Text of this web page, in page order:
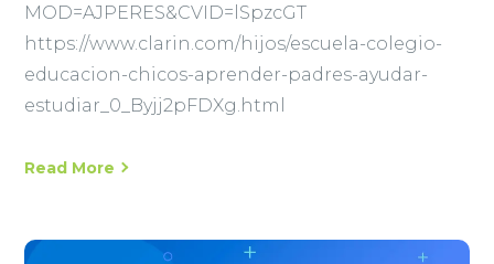
MOD=AJPERES&CVID=lSpzcGT
https://www.clarin.com/hijos/escuela-colegio-
educacion-chicos-aprender-padres-ayudar-
estudiar_0_Byjj2pFDXg.html
Read More